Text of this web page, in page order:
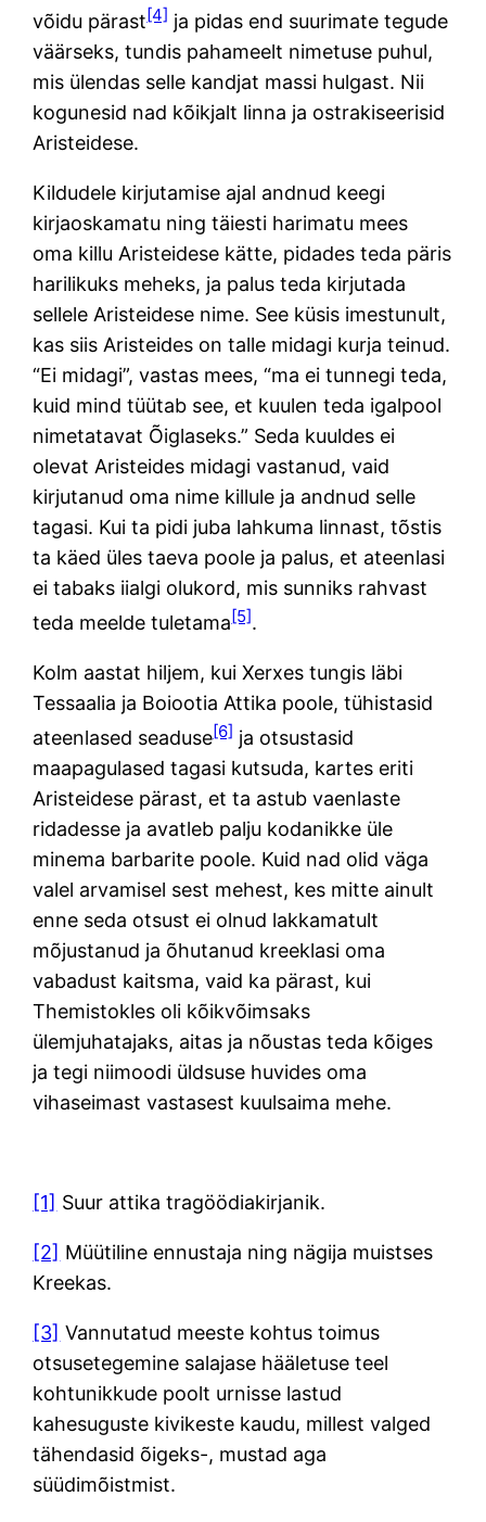
võidu pärast[4] ja pidas end suurimate tegude
väärseks, tundis pahameelt nimetuse puhul,
mis ülendas selle kandjat massi hulgast. Nii
kogunesid nad kõikjalt linna ja ostrakiseerisid
Aristeidese.
Kildudele kirjutamise ajal andnud keegi
kirjaoskamatu ning täiesti harimatu mees
oma killu Aristeidese kätte, pidades teda päris
harilikuks meheks, ja palus teda kirjutada
sellele Aristeidese nime. See küsis imestunult,
kas siis Aristeides on talle midagi kurja teinud.
“Ei midagi”, vastas mees, “ma ei tunnegi teda,
kuid mind tüütab see, et kuulen teda igalpool
nimetatavat Õiglaseks.” Seda kuuldes ei
olevat Aristeides midagi vastanud, vaid
kirjutanud oma nime killule ja andnud selle
tagasi. Kui ta pidi juba lahkuma linnast, tõstis
ta käed üles taeva poole ja palus, et ateenlasi
ei tabaks iialgi olukord, mis sunniks rahvast
teda meelde tuletama[5].
Kolm aastat hiljem, kui Xerxes tungis läbi
Tessaalia ja Boiootia Attika poole, tühistasid
ateenlased seaduse[6] ja otsustasid
maapagulased tagasi kutsuda, kartes eriti
Aristeidese pärast, et ta astub vaenlaste
ridadesse ja avatleb palju kodanikke üle
minema barbarite poole. Kuid nad olid väga
valel arvamisel sest mehest, kes mitte ainult
enne seda otsust ei olnud lakkamatult
mõjustanud ja õhutanud kreeklasi oma
vabadust kaitsma, vaid ka pärast, kui
Themistokles oli kõikvõimsaks
ülemjuhatajaks, aitas ja nõustas teda kõiges
ja tegi niimoodi üldsuse huvides oma
vihaseimast vastasest kuulsaima mehe.
[1] Suur attika tragöödiakirjanik.
[2] Müütiline ennustaja ning nägija muistses
Kreekas.
[3] Vannutatud meeste kohtus toimus
otsusetegemine salajase hääletuse teel
kohtunikkude poolt urnisse lastud
kahesuguste kivikeste kaudu, millest valged
tähendasid õigeks-, mustad aga
süüdimõistmist.